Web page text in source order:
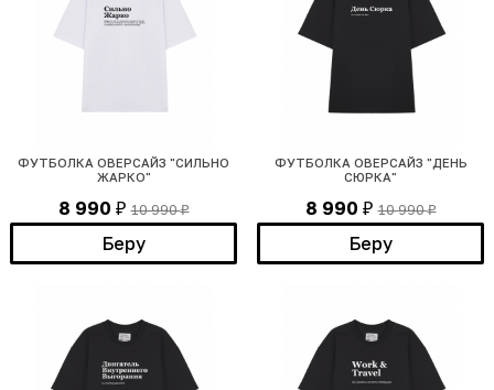
ФУТБОЛКА ОВЕРСАЙЗ "СИЛЬНО
ЖАРКО"
8 990 ₽ 10 990₽
Беру
ФУТБОЛКА ОВЕРСАЙЗ "ДЕНЬ
СЮРКА"
8 990 ₽ 10 990₽
Беру